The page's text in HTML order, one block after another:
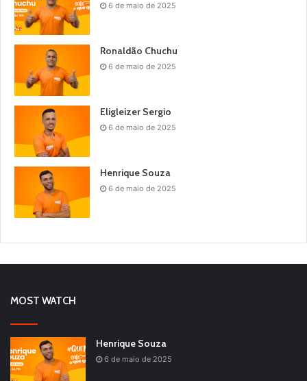
6 de maio de 2025
Ronaldão Chuchu
6 de maio de 2025
Eligleizer Sergio
6 de maio de 2025
Henrique Souza
6 de maio de 2025
MOST WATCH
Henrique Souza
6 de maio de 2025